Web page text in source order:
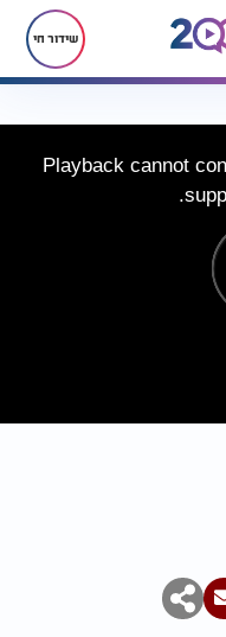
שידור חי
Playback cannot